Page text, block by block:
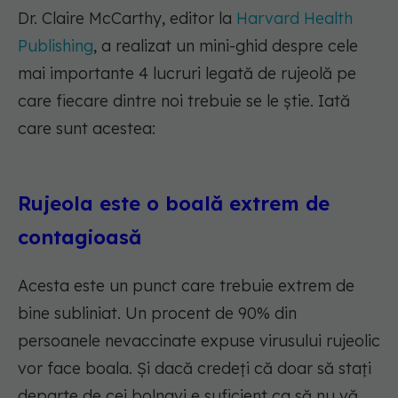
Dr. Claire McCarthy, editor la Harvard Health
Publishing, a realizat un mini-ghid despre cele
mai importante 4 lucruri legată de rujeolă pe
care fiecare dintre noi trebuie se le știe. Iată
care sunt acestea:
Rujeola este o boală extrem de
contagioasă
Acesta este un punct care trebuie extrem de
bine subliniat. Un procent de 90% din
persoanele nevaccinate expuse virusului rujeolic
vor face boala. Și dacă credeți că doar să stați